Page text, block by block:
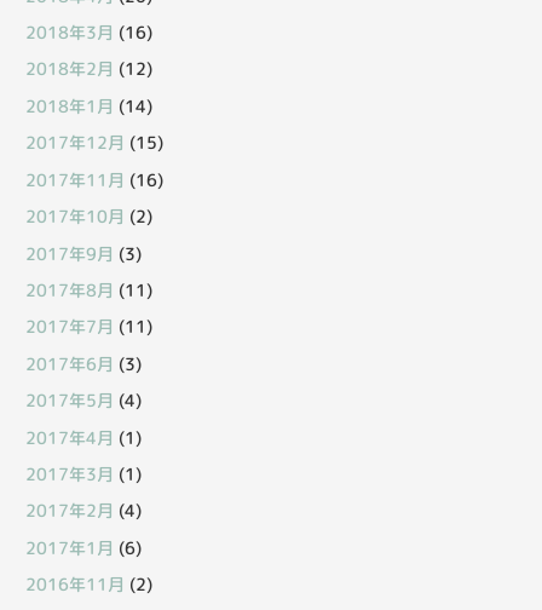
2018年3月 (16)
2018年2月 (12)
2018年1月 (14)
2017年12月 (15)
2017年11月 (16)
2017年10月 (2)
2017年9月 (3)
2017年8月 (11)
2017年7月 (11)
2017年6月 (3)
2017年5月 (4)
2017年4月 (1)
2017年3月 (1)
2017年2月 (4)
2017年1月 (6)
2016年11月 (2)